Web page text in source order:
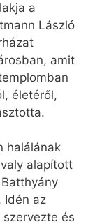
a
László
amit
életéről,
halálának
alapított
Idén az
és